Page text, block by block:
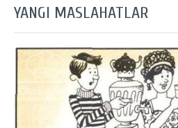
YANGI MASLAHATLAR